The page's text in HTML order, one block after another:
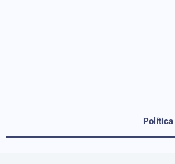
Política